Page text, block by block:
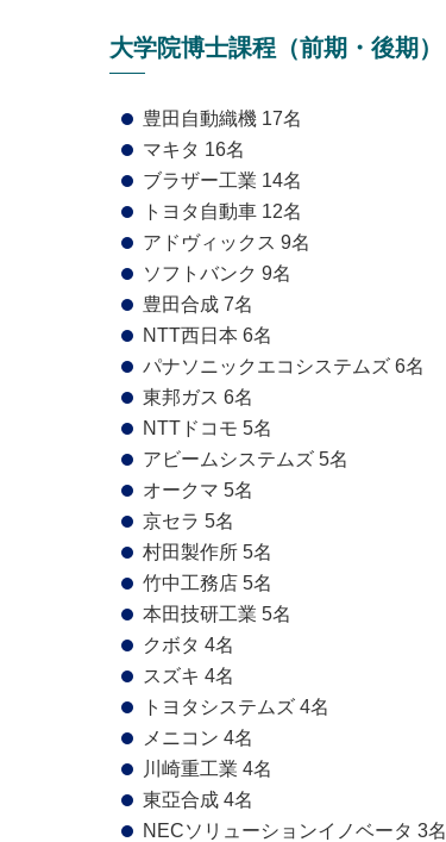
大学院博士課程（前期・後期）
豊田自動織機 17名
マキタ 16名
ブラザー工業 14名
トヨタ自動車 12名
アドヴィックス 9名
ソフトバンク 9名
豊田合成 7名
NTT西日本 6名
パナソニックエコシステムズ 6名
東邦ガス 6名
NTTドコモ 5名
アビームシステムズ 5名
オークマ 5名
京セラ 5名
村田製作所 5名
竹中工務店 5名
本田技研工業 5名
クボタ 4名
スズキ 4名
トヨタシステムズ 4名
メニコン 4名
川崎重工業 4名
東亞合成 4名
NECソリューションイノベータ 3名